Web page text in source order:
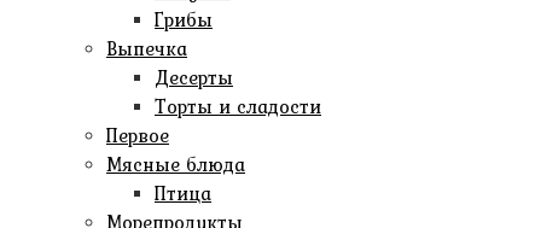
Грибы
Выпечка
Десерты
Торты и сладости
Первое
Мясные блюда
Птица
Морепродукты